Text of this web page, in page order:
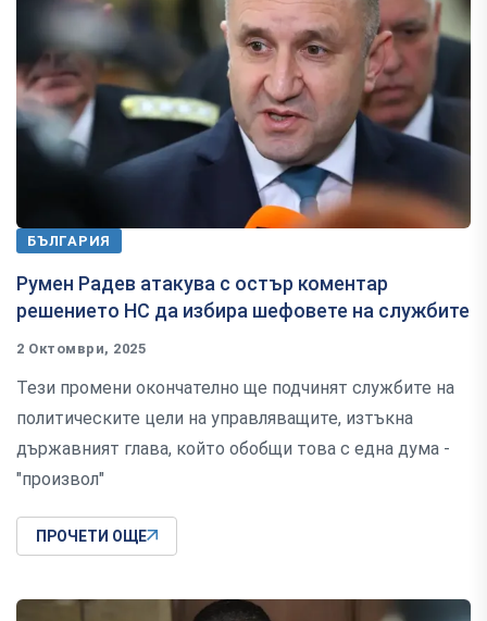
БЪЛГАРИЯ
Румен Радев атакува с остър коментар
решението НС да избира шефовете на службите
2 Октомври, 2025
Тези промени окончателно ще подчинят службите на
политическите цели на управляващите, изтъкна
държавният глава, който обобщи това с една дума -
"произвол"
ПРОЧЕТИ ОЩЕ